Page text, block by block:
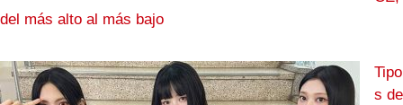
del más alto al más bajo
Tipo
s de